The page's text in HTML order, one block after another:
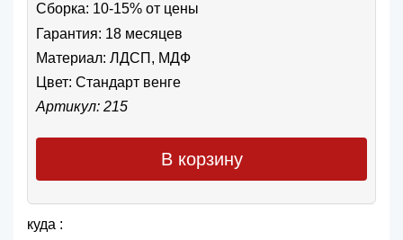
Сборка: 10-15% от цены
Гарантия: 18 месяцев
Материал: ЛДСП, МДФ
Цвет: Стандарт венге
Артикул: 215
В корзину
куда :